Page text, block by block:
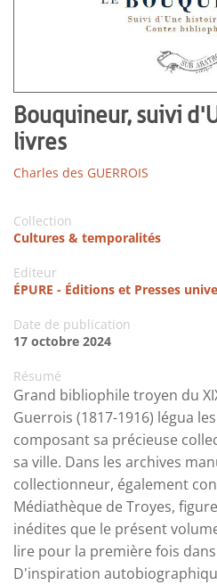
Bouquineur, suivi
livres
Charles des GUERROIS
Collection
Cultures & temporalités
Editeur
ÉPURE - Éditions et Presses
Date de publication
17 octobre 2024
Résumé
Grand bibliophile troyen du
Guerrois (1817-1916) légua
composant sa précieuse
sa ville. Dans les archives
collectionneur, également
Médiathèque de Troyes,
inédites que le présent
lire pour la première fois
D'inspiration